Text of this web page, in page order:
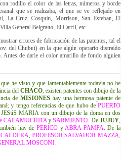
con rodillo el color de lasletras, números y borde
que se realizaba, el que se ve reflejado en
La Cruz, Cosquín, Morrison, San Esteban, El
General Belgrano, El Carril, etc.
errores de fabricación de las patentes, tal el
del Chubut) en la que algún operario distraído
Antes de darle el color amarillo de fondo alguien
he visto y que lamentablemente todavía no he
del CHACO, existen patentes con dibujo de la
de MISIONEShay una hermosa patente de
y tengo referencias de que hubo de PUERTO
JESúS MARIA con un dibujo de la doma en dos
CALAMUCHITAySARMIENTO. DeJUJUY,
hay de PERICOyABRA PAMPA. De la
, PROFESOR SALVADOR MAZZA,
MOSCONI.